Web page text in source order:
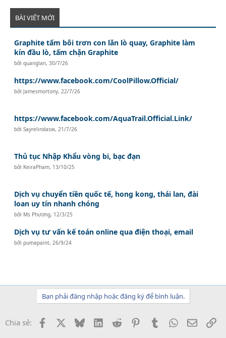
BÀI VIẾT MỚI
Graphite tấm bôi trơn con lăn lò quay, Graphite làm
kín đầu lò, tấm chặn Graphite
bởiquanglan,30/7/26
https://www.facebook.com/CoolPillow.Official/
bởi Jamesmortony,22/7/26
https://www.facebook.com/AquaTrail.Official.Link/
bởiSayrelindasw,21/7/26
Thủ tục Nhập Khẩu vòng bi, bạc đạn
bởi KeiraPham, 13/10/25
Dịch vụ chuyển tiền quốc tế, hong kong, thái lan, đài
loan uy tín nhanh chóng
bởi Ms Phương, 12/3/25
Dịch vụ tư vấn kế toán online qua điện thoại, email
bởipumapaint,26/9/24
Bạn phải đăng nhập hoặc đăng ký để bình luận.
Chia sẻ: Facebook BlueskyLinkedInReddit PinterestTumblrWhatsApp
Email